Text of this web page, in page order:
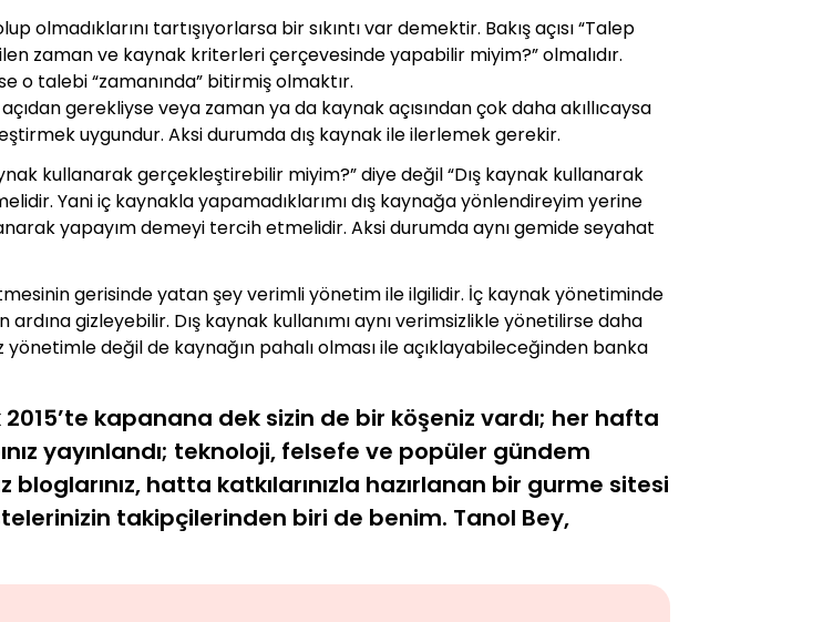
olmadıklarını tartışıyorlarsa bir sıkıntı var demektir. Bakış açısı “Talep
zaman ve kaynak kriterleri çerçevesinde yapabilir miyim?” olmalıdır.
o talebi “zamanında” bitirmiş olmaktır.
gerekliyse veya zaman ya da kaynak açısından çok daha akıllıcaysa
uygundur. Aksi durumda dış kaynak ile ilerlemek gerekir.
kullanarak gerçekleştirebilir miyim?” diye değil “Dış kaynak kullanarak
Yani iç kaynakla yapamadıklarımı dış kaynağa yönlendireyim yerine
yapayım demeyi tercih etmelidir. Aksi durumda aynı gemide seyahat
gerisinde yatan şey verimli yönetim ile ilgilidir. İç kaynak yönetiminde
gizleyebilir. Dış kaynak kullanımı aynı verimsizlikle yönetilirse daha
değil de kaynağın pahalı olması ile açıklayabileceğinden banka
kapanana dek sizin de bir köşeniz vardı; her hafta
yayınlandı; teknoloji, felsefe ve popüler gündem
bloglarınız, hatta katkılarınızla hazırlanan bir gurme sitesi
takipçilerinden biri de benim. Tanol Bey,